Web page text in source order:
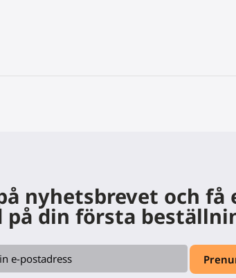
nyhetsbrevet och få
på din första